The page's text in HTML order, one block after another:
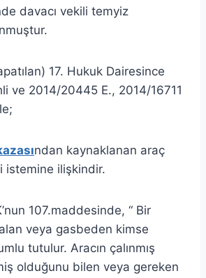
davacı vekili temyiz
17. Hukuk Dairesince
ve 2014/20445 E., 2014/16711
ndan kaynaklanan araç
istemine ilişkindir.
107.maddesinde, “ Bir
veya gasbeden kimse
tutulur. Aracın çalınmış
olduğunu bilen veya gereken